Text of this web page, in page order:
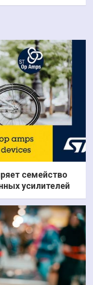
семейство
усилителей